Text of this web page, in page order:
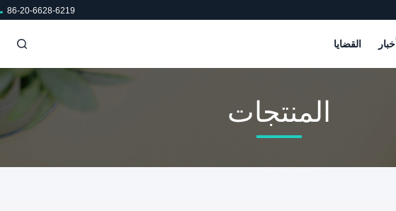
86-20-6628-6219
أخبار القضايا
المنتجات